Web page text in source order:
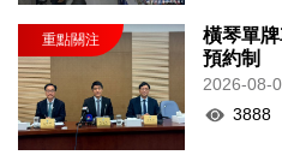
橫琴單
預約制
2026-08-
3888